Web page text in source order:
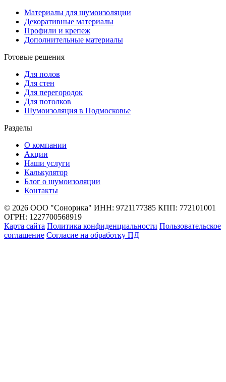
Материалы для шумоизоляции
Декоративные материалы
Профили и крепеж
Дополнительные материалы
Готовые решения
Для полов
Для стен
Для перегородок
Для потолков
Шумоизоляция в Подмосковье
Разделы
О компании
Акции
Наши услуги
Калькулятор
Блог о шумоизоляции
Контакты
© 2026 ООО "Сонорика" ИНН: 9721177385 КПП: 772101001
ОГРН: 1227700568919
Карта сайта Политика конфиденциальности Пользовательское
соглашение Согласие на обработку ПД